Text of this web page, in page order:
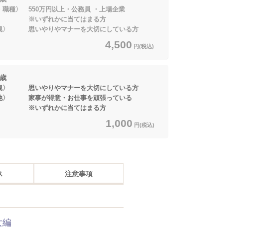
職種〉 550万円以上・公務員 ・上場企業
れかに当てはまる方
観〉 思いやりやマナーを大切にしている方
4,500 円(税込)
観〉 思いやりやマナーを大切にしている方
他〉 家事が得意・お仕事を頑張っている
れかに当てはまる方
1,000 円(税込)
注意事項
編